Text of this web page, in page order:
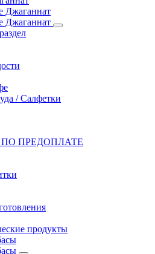
Джаганнат
Джаганнат
/ Салфетки
ПО ПРЕДОПЛАТЕ
продукты